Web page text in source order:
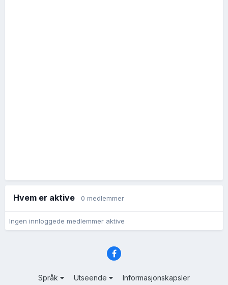
Hvem er aktive 0 medlemmer
Ingen innloggede medlemmer aktive
Språk Utseende Informasjonskapsler